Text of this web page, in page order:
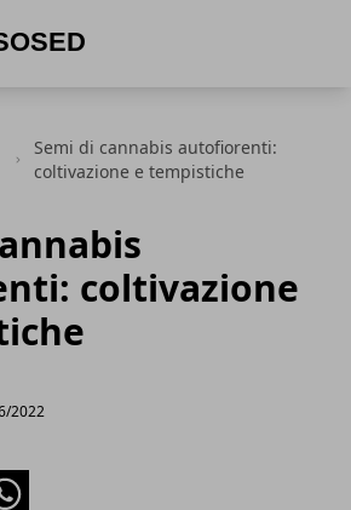
Semi di cannabis autofiorenti:
coltivazione e tempistiche
coltivazione
2022